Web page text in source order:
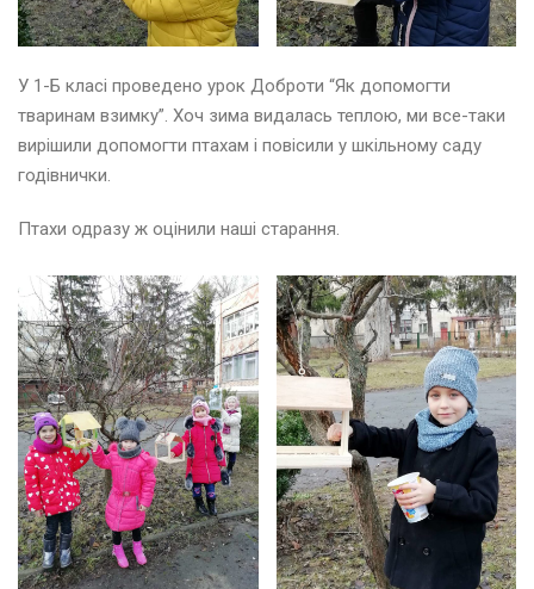
У 1-Б класі проведено урок Доброти “Як допомогти
тваринам взимку”. Хоч зима видалась теплою, ми все-таки
вирішили допомогти птахам і повісили у шкільному саду
годівнички.
Птахи одразу ж оцінили наші старання.